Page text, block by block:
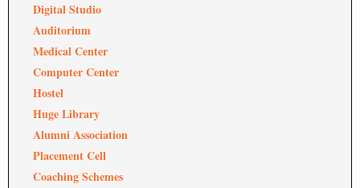
Digital Studio
Auditorium
Medical Center
Computer Center
Hostel
Huge Library
Alumni Association
Placement Cell
Coaching Schemes